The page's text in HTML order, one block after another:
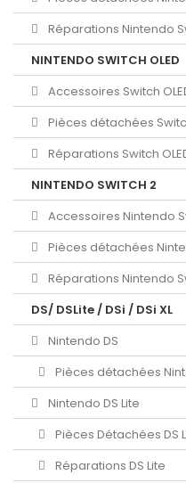
Réparations Nintendo
NINTENDO SWITCH OLED
Accessoires Switch
Pièces détachées
Réparations Switch
NINTENDO SWITCH 2
Accessoires Nintendo
Pièces détachées
Réparations Nintendo
DS/ DSLite / DSi / DSi XL
Nintendo DS
Pièces détachées
Nintendo DS Lite
Pièces Détachées DS
Réparations DS Lite